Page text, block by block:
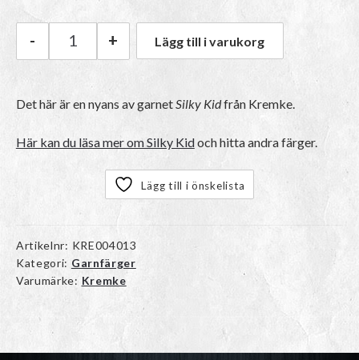
Kremke Silky Kid | 12_120 Körsbär mängd
- + Lägg till i varukorg
Det här är en nyans av garnetSilky Kidfrån Kremke.
Här kan du läsa mer om Silky Kidoch hitta andra färger.
Lägg till i önskelista
Artikelnr: KRE004013
Kategori: Garnfärger
Varumärke: Kremke